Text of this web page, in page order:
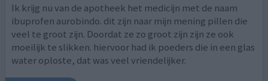
Ik krijg nu van de apotheek het medicijn met de naam
ibuprofen aurobindo. dit zijn naar mijn mening pillen die
veel te groot zijn. Doordat ze zo groot zijn zijn ze ook
moeilijk te slikken. hiervoor had ik poeders die in een glas
water oploste, dat was veel vriendelijker.